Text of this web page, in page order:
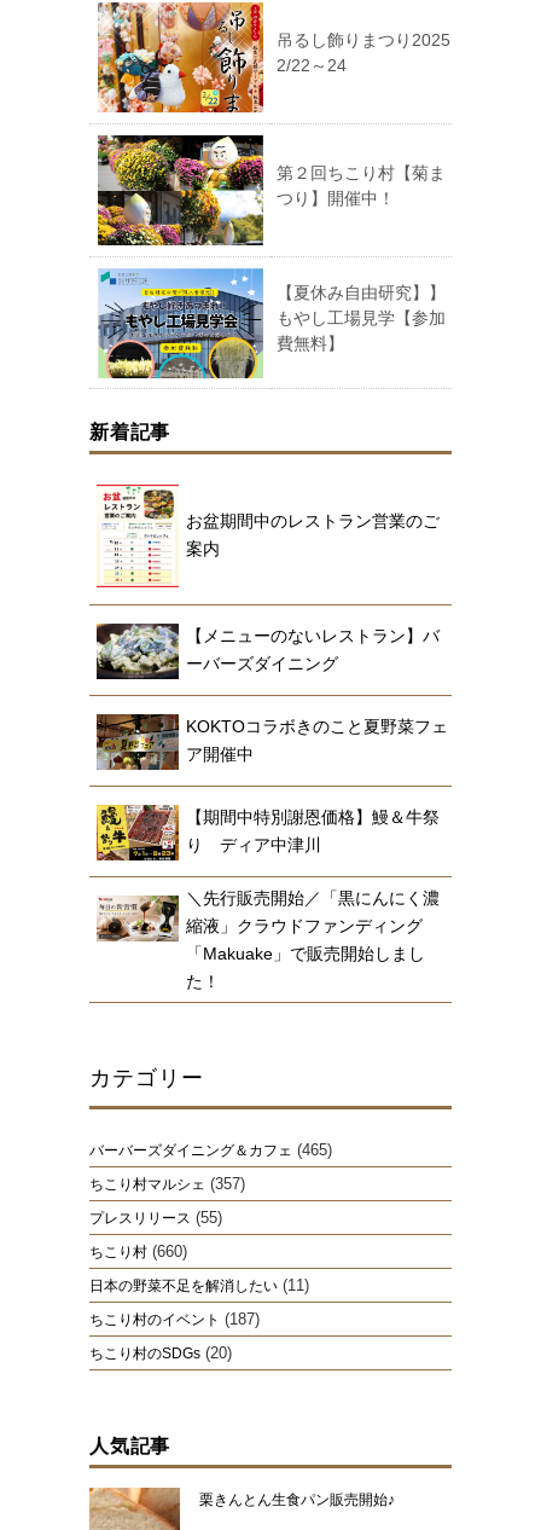
吊るし飾りまつり2025
2/22～24
第２回ちこり村【菊ま
つり】開催中！
【夏休み自由研究】】
もやし工場見学【参加
費無料】
新着記事
お盆期間中のレストラン営業のご
案内
【メニューのないレストラン】バ
ーバーズダイニング
KOKTOコラボきのこと夏野菜フェ
ア開催中
【期間中特別謝恩価格】鰻＆牛祭
り ディア中津川
＼先行販売開始／「黒にんにく濃
縮液」クラウドファンディング
「Makuake」で販売開始しまし
た！
カテゴリー
バーバーズダイニング＆カフェ (465)
ちこり村マルシェ (357)
プレスリリース (55)
ちこり村 (660)
日本の野菜不足を解消したい (11)
ちこり村のイベント (187)
ちこり村のSDGs (20)
人気記事
栗きんとん生食パン販売開始♪